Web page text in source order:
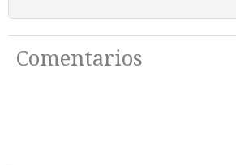
Comentarios